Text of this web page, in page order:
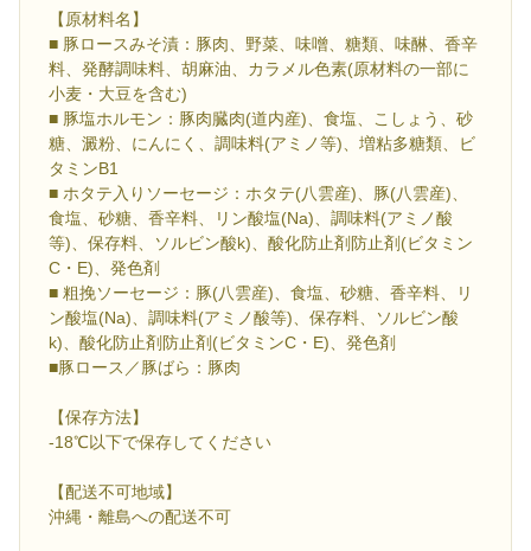
【原材料名】
■ 豚ロースみそ漬：豚肉、野菜、味噌、糖類、味醂、香辛
料、発酵調味料、胡麻油、カラメル色素(原材料の一部に
小麦・大豆を含む)
■ 豚塩ホルモン：豚肉臓肉(道内産)、食塩、こしょう、砂
糖、澱粉、にんにく、調味料(アミノ等)、増粘多糖類、ビ
タミンB1
■ ホタテ入りソーセージ：ホタテ(八雲産)、豚(八雲産)、
食塩、砂糖、香辛料、リン酸塩(Na)、調味料(アミノ酸
等)、保存料、ソルビン酸k)、酸化防止剤防止剤(ビタミン
C・E)、発色剤
■ 粗挽ソーセージ：豚(八雲産)、食塩、砂糖、香辛料、リ
ン酸塩(Na)、調味料(アミノ酸等)、保存料、ソルビン酸
k)、酸化防止剤防止剤(ビタミンC・E)、発色剤
■豚ロース／豚ばら：豚肉
【保存方法】
-18℃以下で保存してください
【配送不可地域】
沖縄・離島への配送不可